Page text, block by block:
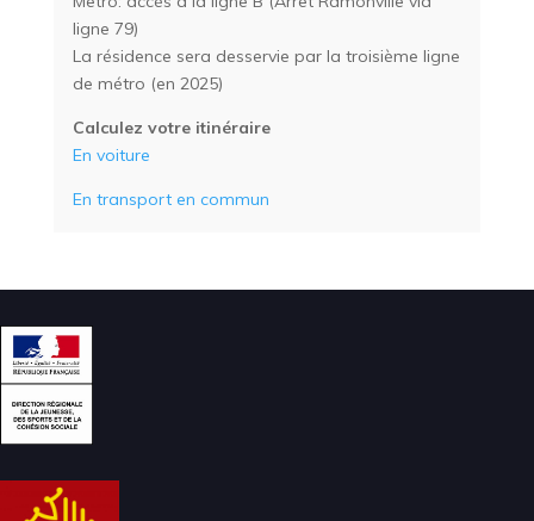
ligne 79)
La résidence sera desservie par la troisième ligne
de métro (en 2025)
Calculez votre itinéraire
En voiture
En transport en commun